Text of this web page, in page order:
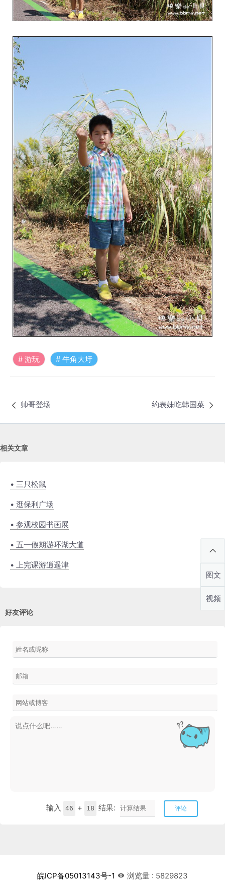
游玩 牛角大圩
帅哥登场 约表妹吃韩国菜
相关文章
• 三只松鼠
• 逛保利广场
• 参观校园书画展
• 五一假期游环湖大道
• 上完课游逍遥津
好友评论
输入 46 + 18 结果: 评论
皖ICP备05013143号-1 浏览量 : 5829823
图文
视频